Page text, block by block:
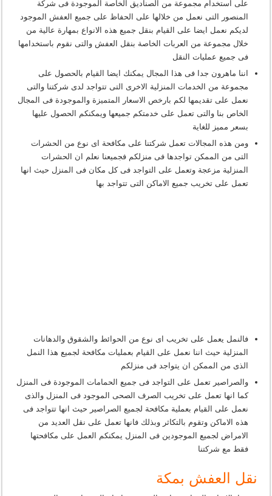
على استخدام مجموعة من الصناديق الخاصة الموجودة فى شركة
المنصور التى نعمل من خلالها على الحفاظ على جميع العفش الموجود
لديكم نعمل ايضا على القيام بنقل جميع هذه الانواع بمهارة عالية من
خلال مجموعة من العربات الخاصة بنقل العفش والتى نقوم باستخدامها
فى جميع عمليات النقل
اننا ماهرون جدا فى هذا المجال يمكنك ايضا القيام بالحصول على
مجموعة من الخدمات المنزلية الاخرى التى تتواجد لدى شركتنا والتى
نعمل على تقديمها لكم بارخص الاسعار المتميزة والموجودة فى المجال
الخاص بنا والتى تعمل على خدمتكم جميعها ويمكنكم الحصول عليها
بسعر مميز للغاية
ومن هذه المجالات تعمل شركتنا على مكافحة اى نوع من الحشرات
التى من الممكن تواجدها فى منزلكم فجميعنا نعلم ان الحشرات
المنزلية مزعجة وتعمل على التواجد فى كل مكان فى المنزل حيث انها
تعمل على تخريب جميع الاماكن التى تتواجد بها
فالنمل يعمل على تخريب اى نوع من الحوائط والشقوق والدهانات
المنزلية حيث اننا نعمل على القيام بعمليات مكافحة لجميع هذا النمل
الذى من الممكن ان يتواجد فى منزلكم
والصراصير تعمل على التواجد فى جميع الحمامات الموجودة فى المنزل
كما انها تعمل على تخريب الصرف الصحى الموجود فى المنزل والذى
نعمل على القيام بعملية مكافحة لجميع الصراصير حيث انها تتواجد فى
هذه الاماكن وتقوم بالتكاثر وبذلك فانها تعمل على نقل العديد من
الامراض لجميع الموجودين فى المنزل يمكنكم العمل على مكافحتها
فقط مع شركتنا
نقل العفش بمكة